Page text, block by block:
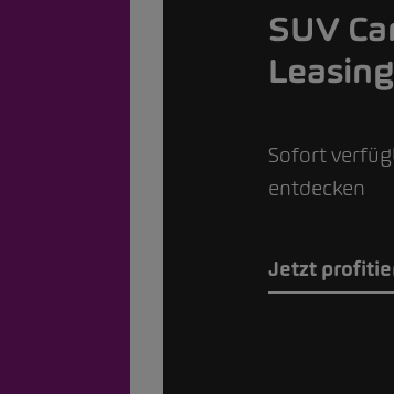
SUV
Leasing
Sofort
entdecken
Jetzt